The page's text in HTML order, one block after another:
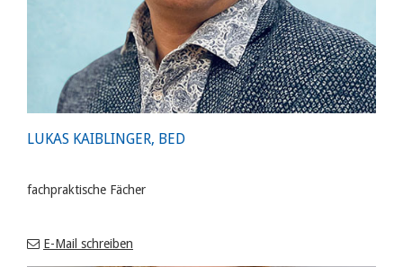
LUKAS KAIBLINGER, BED
fachpraktische Fächer
E-Mail schreiben